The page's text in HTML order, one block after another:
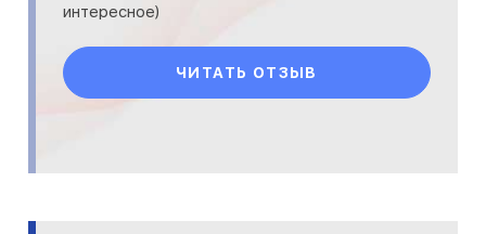
интересное)
ЧИТАТЬ ОТЗЫВ